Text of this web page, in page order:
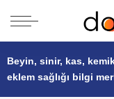
Beyin, sinir, kas,
eklem sağlığı bilgi